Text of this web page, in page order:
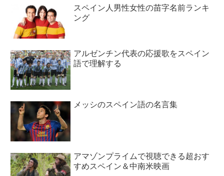
スペイン人男性女性の苗字名前ランキ
ング
アルゼンチン代表の応援歌をスペイン
語で理解する
メッシのスペイン語の名言集
アマゾンプライムで視聴できる超おす
すめスペイン＆中南米映画